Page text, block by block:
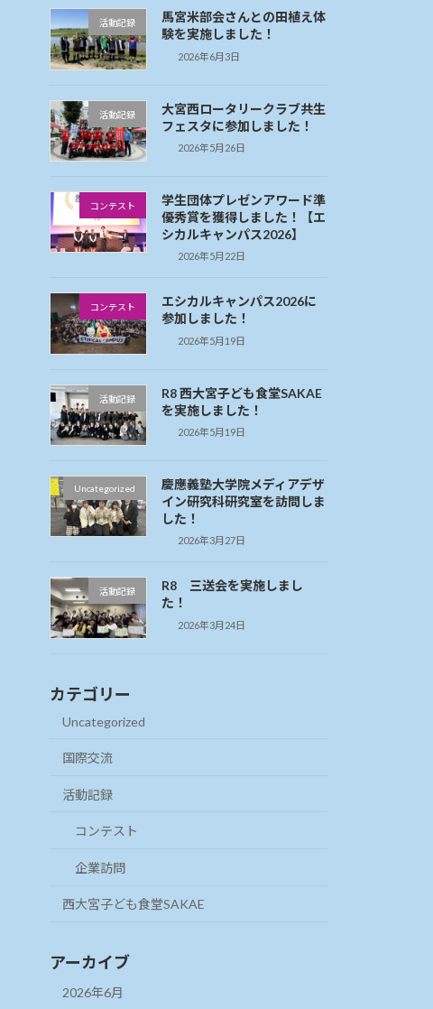
活動記録
馬宮米部会さんとの田植え体
験を実施しました！
2026年6月3日
活動記録
大宮西ロータリークラブ共生
フェスタに参加しました！
2026年5月26日
コンテスト
学生団体プレゼンアワード準
優秀賞を獲得しました！【エ
シカルキャンパス2026】
2026年5月22日
コンテスト
エシカルキャンパス2026に
参加しました！
2026年5月19日
活動記録
R8 西大宮子ども食堂SAKAE
を実施しました！
2026年5月19日
Uncategorized
慶應義塾大学院メディアデザ
イン研究科研究室を訪問しま
した！
2026年3月27日
活動記録
R8 三送会を実施しまし
た！
2026年3月24日
カテゴリー
Uncategorized
国際交流
活動記録
コンテスト
企業訪問
西大宮子ども食堂SAKAE
アーカイブ
2026年6月